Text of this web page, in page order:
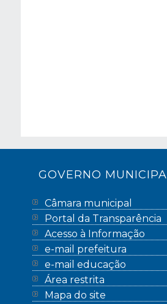
GOVERNO
Câmara municipal
Portal da Transparência
Acesso à Informação
e-mail prefeitura
e-mail educação
Área restrita
Mapa do site